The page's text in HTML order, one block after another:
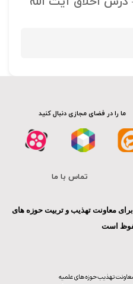
ما را در فضای مجازی دنبال کنید
تماس با ما
معاونت تهذیب و تربیت حوزه های
است